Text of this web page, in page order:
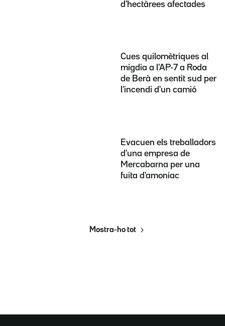
d'hectàrees afectades
Cues quilomètriques al
migdia a l'AP-7 a Roda
de Berà en sentit sud per
l'incendi d'un camió
Evacuen els treballadors
d'una empresa de
Mercabarna per una
fuita d'amoníac
Mostra-ho tot